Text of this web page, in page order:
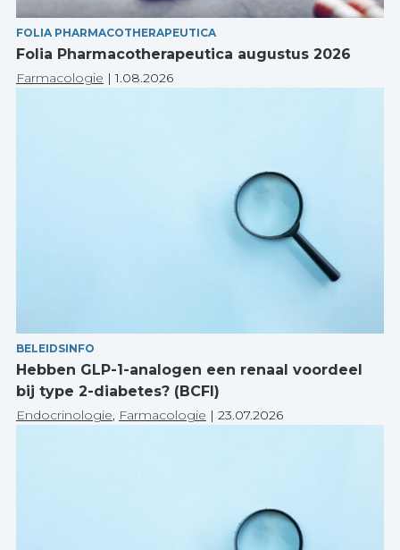
FOLIA PHARMACOTHERAPEUTICA
Folia Pharmacotherapeutica augustus 2026
Farmacologie |1.08.2026
BELEIDSINFO
Hebben GLP-1-analogen een renaal voordeel
bij type 2-diabetes? (BCFI)
Endocrinologie, Farmacologie | 23.07.2026